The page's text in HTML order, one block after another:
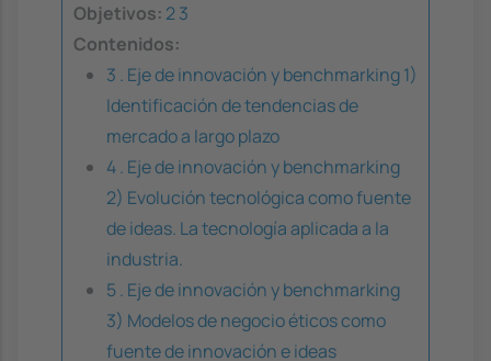
Objetivos: 23
Contenidos:
3 . Eje de innovación y benchmarking 1)
Identificación de tendencias de
mercado a largo plazo
4 . Eje de innovación y benchmarking
2) Evolución tecnológica como fuente
de ideas. La tecnología aplicada a la
industria.
5 . Eje de innovación y benchmarking
3) Modelos de negocio éticos como
fuente de innovación e ideas